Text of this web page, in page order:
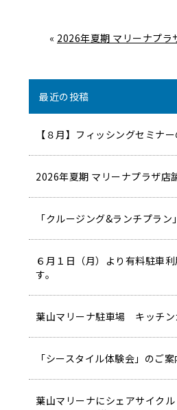
« 2026年夏期 マリーナプラ
最近の投稿
【８月】フィッシングセミナ
2026年夏期 マリーナプラザ店
「クルージング&ランチプラ
６月１日（月）より有料駐車
す。
葉山マリーナ駐車場 キッチン
「シースタイル体験会」のご案
葉山マリーナにシェアサイク